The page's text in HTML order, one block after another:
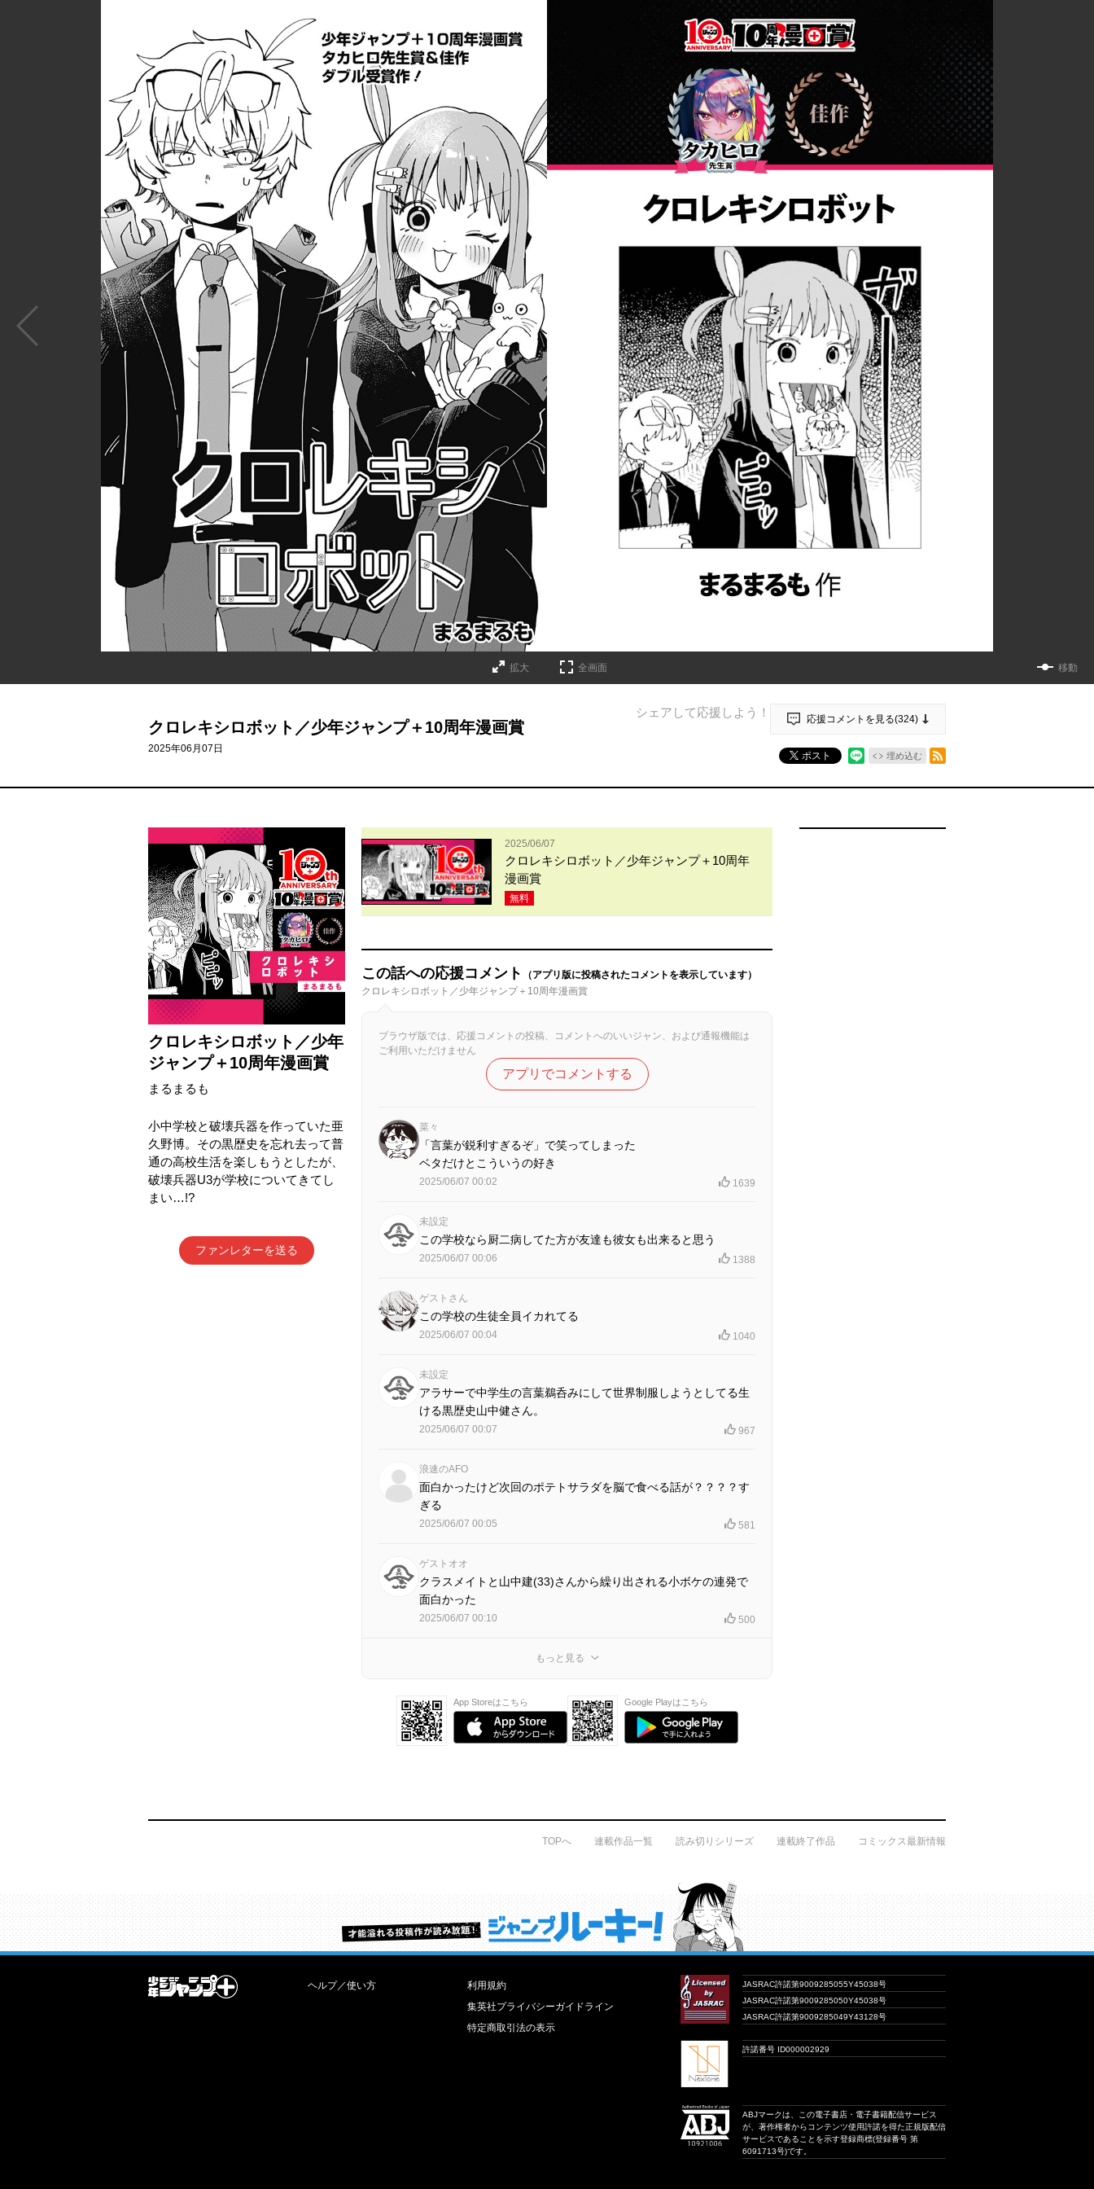
拡大 全画面 移動
クロレキシロボット／少年ジャンプ＋10周年漫画賞
2025年06月07日
シェアして応援しよう！ 応援コメントを見る(324)
ポスト 埋め込む
クロレキシロボット／少年
ジャンプ＋10周年漫画賞
まるまるも
小中学校と破壊兵器を作っていた亜
久野博。その黒歴史を忘れ去って普
通の高校生活を楽しもうとしたが、
破壊兵器U3が学校についてきてし
まい…!?
ファンレターを送る
2025/06/07
クロレキシロボット／少年ジャンプ＋10周年
漫画賞
無料
この話への応援コメント
（アプリ版に投稿されたコメントを表示しています）
クロレキシロボット／少年ジャンプ＋10周年漫画賞
ブラウザ版では、応援コメントの投稿、コメントへのいいジャン、および通報機能は
ご利用いただけません
アプリでコメントする
菜々
「言葉が鋭利すぎるぞ」で笑ってしまった
ベタだけとこういうの好き
2025/06/07 00:02 1639
未設定
この学校なら厨二病してた方が友達も彼女も出来ると思う
2025/06/07 00:06 1388
ゲストさん
この学校の生徒全員イカれてる
2025/06/07 00:04 1040
未設定
アラサーで中学生の言葉鵜呑みにして世界制服しようとしてる生
ける黒歴史山中健さん。
2025/06/07 00:07 967
浪速のAFO
面白かったけど次回のポテトサラダを脳で食べる話が？？？？す
ぎる
2025/06/07 00:05 581
ゲストオオ
クラスメイトと山中建(33)さんから繰り出される小ボケの連発で
面白かった
2025/06/07 00:10 500
もっと見る
App Storeはこちら Google Playはこちら
TOPへ 連載作品一覧 読み切りシリーズ 連載終了作品 コミックス最新情報
才能溢れる投稿作が読み放題！ ジャンプルーキー！
ヘルプ／使い方
利用規約
集英社プライバシーガイドライン
特定商取引法の表示
JASRAC許諾第9009285055Y45038号
JASRAC許諾第9009285050Y45038号
JASRAC許諾第9009285049Y43128号
許諾番号 ID000002929
ABJマークは、この電子書店・電子書籍配信サービス
が、著作権者からコンテンツ使用許諾を得た正規版配信
サービスであることを示す登録商標(登録番号 第
6091713号)です。